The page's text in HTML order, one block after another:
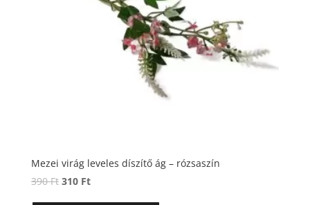
Mezei virág leveles díszítő ág – rózsaszín
390Ft Original
310 FtCurrent